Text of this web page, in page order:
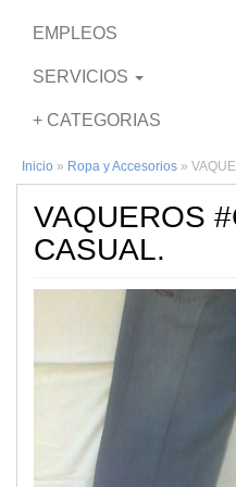
EMPLEOS
SERVICIOS
+ CATEGORIAS
Inicio » Ropa y Accesorios »
VAQUEROS
CASUAL.